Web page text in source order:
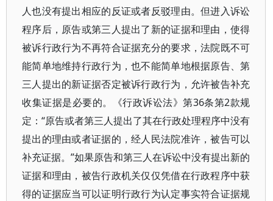
人也没有提出相应的反证或者反驳理由。但进入诉讼
程序后，原告或第三人提出了新的证据和理由，使得
被诉行政行为不再符合证据充分的要求，法院既不可
能简单地维持行政行为，也不能简单地根据原告、第
三人提出的新证据否定被诉行政行为，允许被告补充
收集证据是必要的。《行政诉讼法》第36条第2款规
定：“原告或者第三人提出了其在行政处理程序中没有
提出的理由或者证据的，经人民法院准许，被告可以
补充证据。”如果原告和第三人在诉讼中没有提出新的
证据和理由，被告行政机关仅仅凭借在行政程序中获
得的证据应当可以证明行政行为认定事实符合证据规